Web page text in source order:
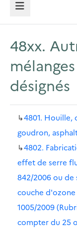
MENU
48xx.
désignés
↳4801. Houille,
goudron,
↳4802.
effet de serre
842/2006 ou de
couche d'ozone
1005/2009
compter du 25